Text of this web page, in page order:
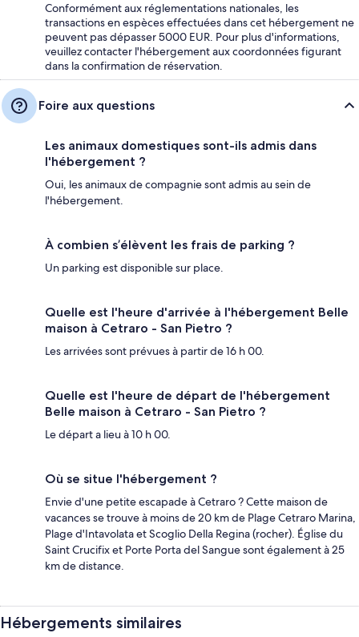
Conformément aux réglementations nationales, les
transactions en espèces effectuées dans cet hébergement ne
peuvent pas dépasser 5000 EUR. Pour plus d'informations,
veuillez contacter l'hébergement aux coordonnées figurant
dans la confirmation de réservation.
Foire aux questions
Les animaux domestiques sont-ils admis dans
l'hébergement ?
Oui, les animaux de compagnie sont admis au sein de
l'hébergement.
À combien s’élèvent les frais de parking ?
Un parking est disponible sur place.
Quelle est l'heure d'arrivée à l'hébergement Belle
maison à Cetraro - San Pietro ?
Les arrivées sont prévues à partir de 16 h 00.
Quelle est l'heure de départ de l'hébergement
Belle maison à Cetraro - San Pietro ?
Le départ a lieu à 10 h 00.
Où se situe l'hébergement ?
Envie d'une petite escapade à Cetraro ? Cette maison de
vacances se trouve à moins de 20 km de Plage Cetraro Marina,
Plage d'Intavolata et Scoglio Della Regina (rocher). Église du
Saint Crucifix et Porte Porta del Sangue sont également à 25
km de distance.
Hébergements similaires